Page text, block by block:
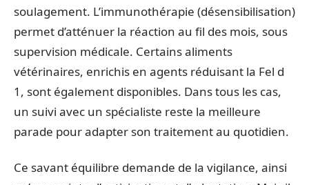
soulagement. L’immunothérapie (désensibilisation)
permet d’atténuer la réaction au fil des mois, sous
supervision médicale. Certains aliments
vétérinaires, enrichis en agents réduisant la Fel d
1, sont également disponibles. Dans tous les cas,
un suivi avec un spécialiste reste la meilleure
parade pour adapter son traitement au quotidien.
Ce savant équilibre demande de la vigilance, ainsi